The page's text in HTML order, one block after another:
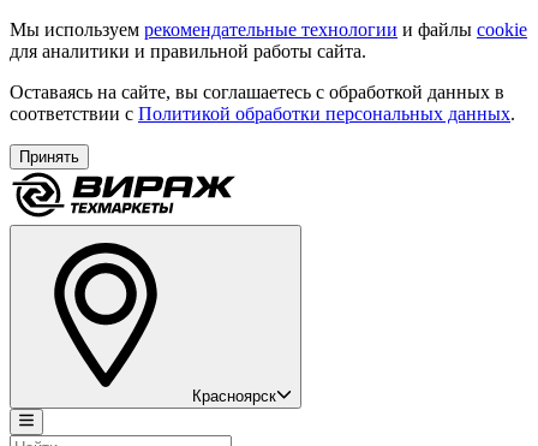
Мы используем рекомендательные технологии и файлы cookie
для аналитики и правильной работы сайта.
Оставаясь на сайте, вы соглашаетесь с обработкой данных в
соответствии с Политикой обработки персональных данных.
Принять
Красноярск